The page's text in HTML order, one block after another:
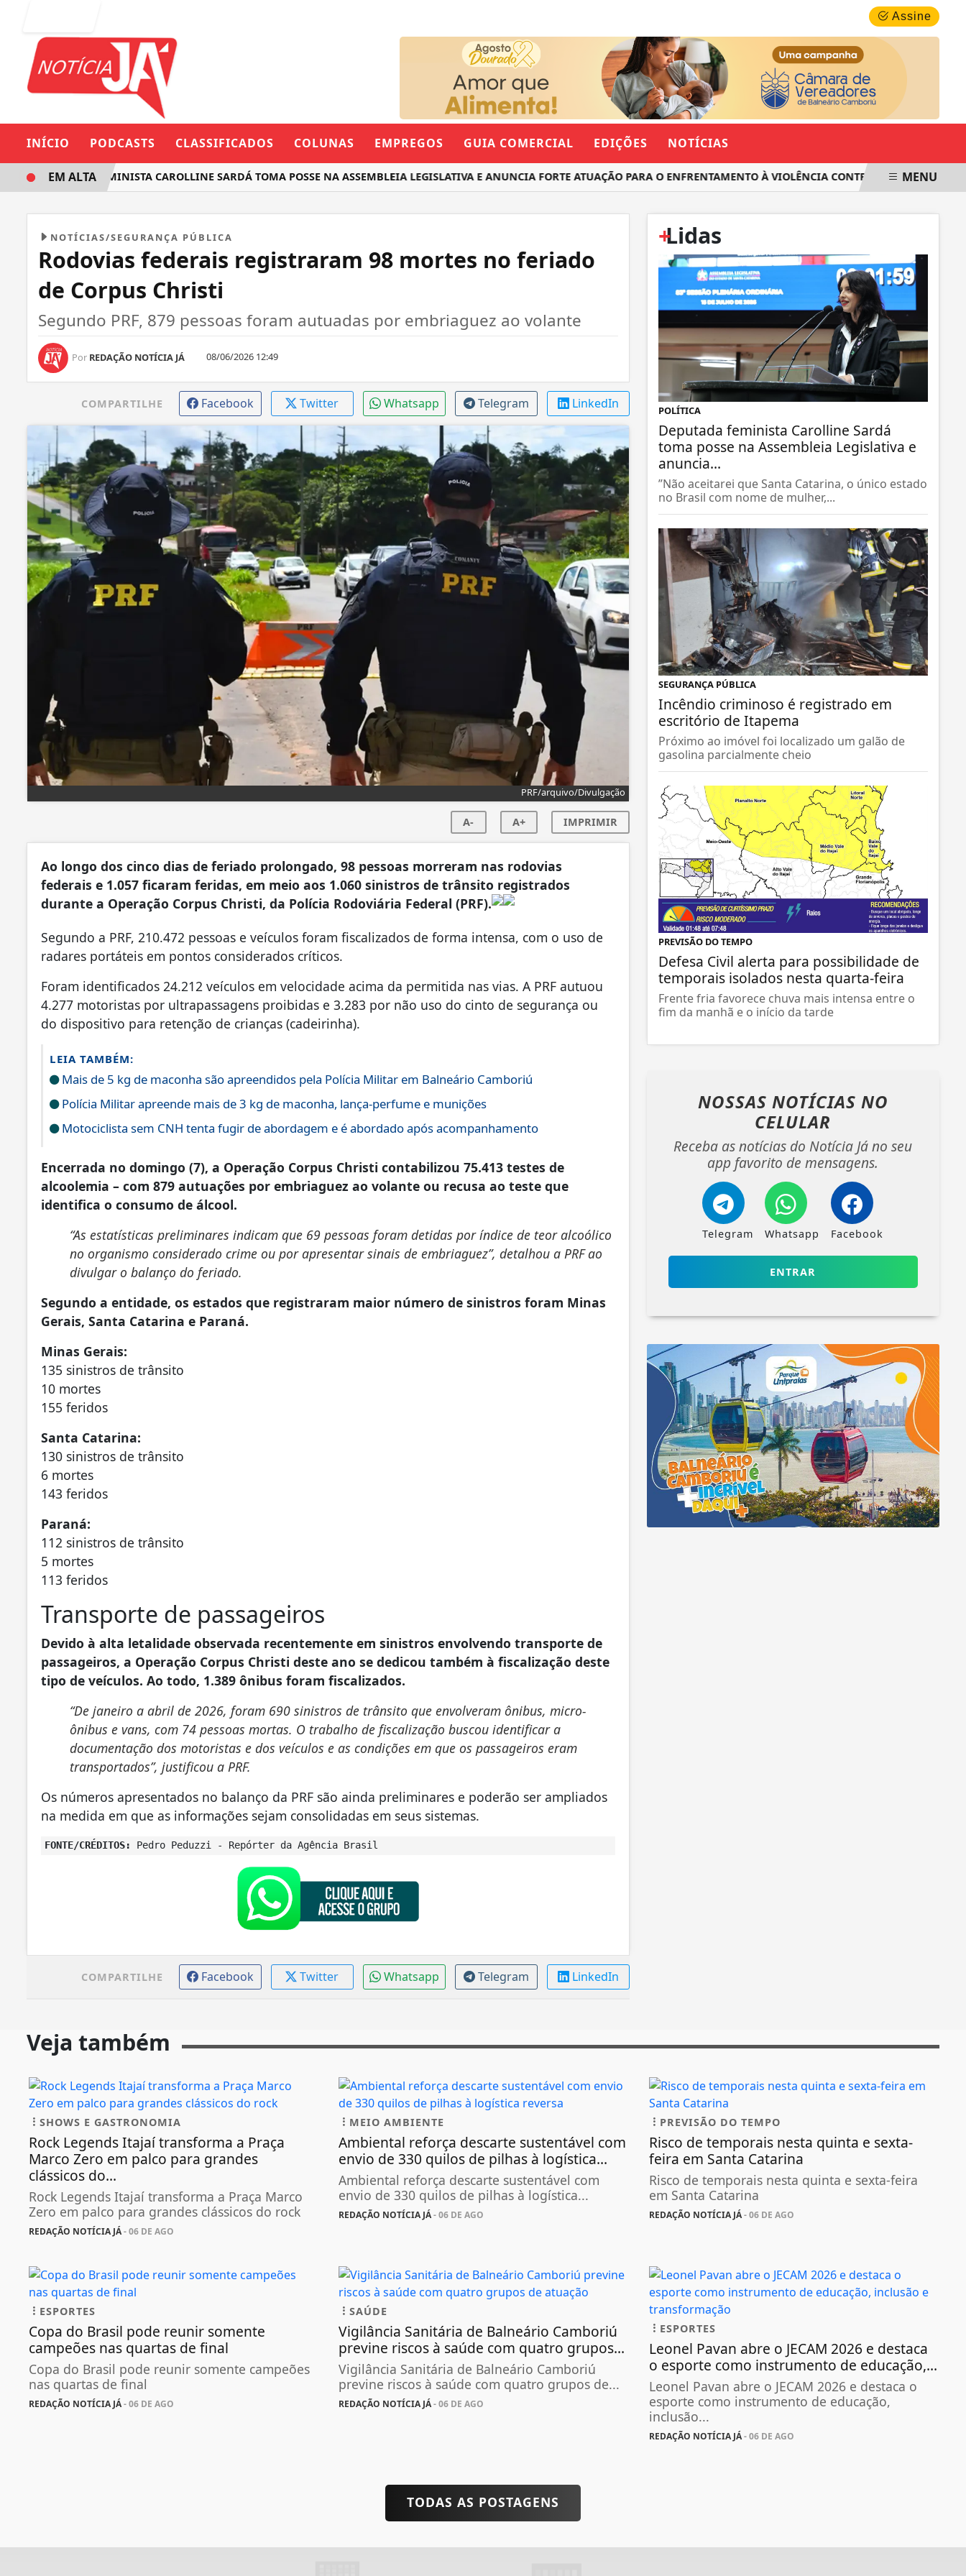
Assine
INÍCIO PODCASTS CLASSIFICADOS COLUNAS EMPREGOS GUIA COMERCIAL EDIÇÕES NOTÍCIAS
DEPUTADA FEMINISTA CAROLLINE SARDÁ TOMA POSSE NA ASSEMBLEIA LEGISLATIVA E ANUNCIA FORTE ATUAÇÃO PARA O ENFRENTAMENTO À VIOLÊNCIA CONTRA AS MULHERES EM
EM ALTA MENU
NOTÍCIAS/SEGURANÇA PÚBLICA
Rodovias federais registraram 98 mortes no feriado
de Corpus Christi
Segundo PRF, 879 pessoas foram autuadas por embriaguez ao volante
Por REDAÇÃO NOTÍCIA JÁ 08/06/2026 12:49
COMPARTILHE Facebook Twitter Whatsapp Telegram LinkedIn
PRF/arquivo/Divulgação
A- A+ IMPRIMIR
Ao longo dos cinco dias de feriado prolongado, 98 pessoas morreram nas rodovias
federais e 1.057 ficaram feridas, em meio aos 1.060 sinistros de trânsito registrados
durante a Operação Corpus Christi, da Polícia Rodoviária Federal (PRF).
Segundo a PRF, 210.472 pessoas e veículos foram fiscalizados de forma intensa, com o uso de
radares portáteis em pontos considerados críticos.
Foram identificados 24.212 veículos em velocidade acima da permitida nas vias. A PRF autuou
4.277 motoristas por ultrapassagens proibidas e 3.283 por não uso do cinto de segurança ou
do dispositivo para retenção de crianças (cadeirinha).
LEIA TAMBÉM:
Mais de 5 kg de maconha são apreendidos pela Polícia Militar em Balneário Camboriú
Polícia Militar apreende mais de 3 kg de maconha, lança-perfume e munições
Motociclista sem CNH tenta fugir de abordagem e é abordado após acompanhamento
Encerrada no domingo (7), a Operação Corpus Christi contabilizou 75.413 testes de
alcoolemia – com 879 autuações por embriaguez ao volante ou recusa ao teste que
identifica o consumo de álcool.
“As estatísticas preliminares indicam que 69 pessoas foram detidas por índice de teor alcoólico
no organismo considerado crime ou por apresentar sinais de embriaguez”, detalhou a PRF ao
divulgar o balanço do feriado.
Segundo a entidade, os estados que registraram maior número de sinistros foram Minas
Gerais, Santa Catarina e Paraná.
Minas Gerais:
135 sinistros de trânsito
10 mortes
155 feridos
Santa Catarina:
130 sinistros de trânsito
6 mortes
143 feridos
Paraná:
112 sinistros de trânsito
5 mortes
113 feridos
Transporte de passageiros
Devido à alta letalidade observada recentemente em sinistros envolvendo transporte de
passageiros, a Operação Corpus Christi deste ano se dedicou também à fiscalização deste
tipo de veículos. Ao todo, 1.389 ônibus foram fiscalizados.
“De janeiro a abril de 2026, foram 690 sinistros de trânsito que envolveram ônibus, micro-
ônibus e vans, com 74 pessoas mortas. O trabalho de fiscalização buscou identificar a
documentação dos motoristas e dos veículos e as condições em que os passageiros eram
transportados”, justificou a PRF.
Os números apresentados no balanço da PRF são ainda preliminares e poderão ser ampliados
na medida em que as informações sejam consolidadas em seus sistemas.
FONTE/CRÉDITOS: Pedro Peduzzi - Repórter da Agência Brasil
COMPARTILHE Facebook Twitter Whatsapp Telegram LinkedIn
+
Lidas
POLÍTICA
Deputada feminista Carolline Sardá
toma posse na Assembleia Legislativa e
anuncia...
”Não aceitarei que Santa Catarina, o único estado
no Brasil com nome de mulher,...
SEGURANÇA PÚBLICA
Incêndio criminoso é registrado em
escritório de Itapema
Próximo ao imóvel foi localizado um galão de
gasolina parcialmente cheio
PREVISÃO DO TEMPO
Defesa Civil alerta para possibilidade de
temporais isolados nesta quarta-feira
Frente fria favorece chuva mais intensa entre o
fim da manhã e o início da tarde
NOSSAS NOTÍCIAS NO
CELULAR
Receba as notícias do Notícia Já no seu
app favorito de mensagens.
Telegram Whatsapp Facebook
ENTRAR
Veja também
SHOWS E GASTRONOMIA
Rock Legends Itajaí transforma a Praça
Marco Zero em palco para grandes
clássicos do...
Rock Legends Itajaí transforma a Praça Marco
Zero em palco para grandes clássicos do rock
REDAÇÃO NOTÍCIA JÁ- 06 DE AGO
MEIO AMBIENTE
Ambiental reforça descarte sustentável com
envio de 330 quilos de pilhas à logística...
Ambiental reforça descarte sustentável com
envio de 330 quilos de pilhas à logística...
REDAÇÃO NOTÍCIA JÁ- 06 DE AGO
PREVISÃO DO TEMPO
Risco de temporais nesta quinta e sexta-
feira em Santa Catarina
Risco de temporais nesta quinta e sexta-feira
em Santa Catarina
REDAÇÃO NOTÍCIA JÁ- 06 DE AGO
ESPORTES
Copa do Brasil pode reunir somente
campeões nas quartas de final
Copa do Brasil pode reunir somente campeões
nas quartas de final
REDAÇÃO NOTÍCIA JÁ- 06 DE AGO
SAÚDE
Vigilância Sanitária de Balneário Camboriú
previne riscos à saúde com quatro grupos...
Vigilância Sanitária de Balneário Camboriú
previne riscos à saúde com quatro grupos de...
REDAÇÃO NOTÍCIA JÁ- 06 DE AGO
ESPORTES
Leonel Pavan abre o JECAM 2026 e destaca
o esporte como instrumento de educação,...
Leonel Pavan abre o JECAM 2026 e destaca o
esporte como instrumento de educação,
inclusão...
REDAÇÃO NOTÍCIA JÁ- 06 DE AGO
TODAS AS POSTAGENS